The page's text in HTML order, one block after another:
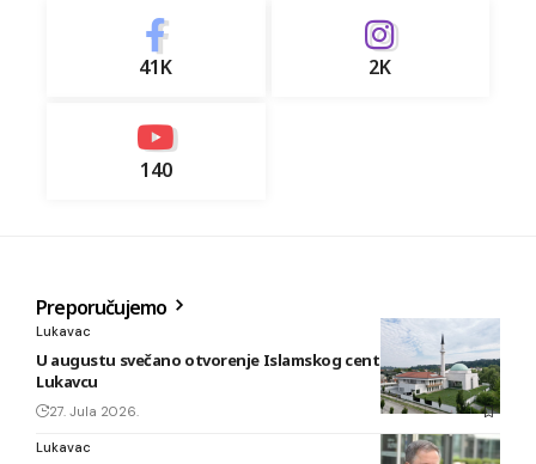
41K 2K
140
Preporučujemo
Lukavac
U augustu svečano otvorenje Islamskog centra i džamije u
Lukavcu
27. Jula 2026.
Lukavac